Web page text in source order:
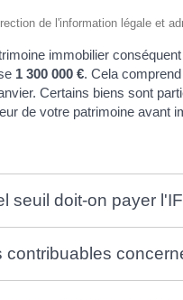
de l'information légale et
immobilier
1 300 000 €. Cela
Certains biens sont
de votre patrimoine avant
seuil doit-on payer
contribuables